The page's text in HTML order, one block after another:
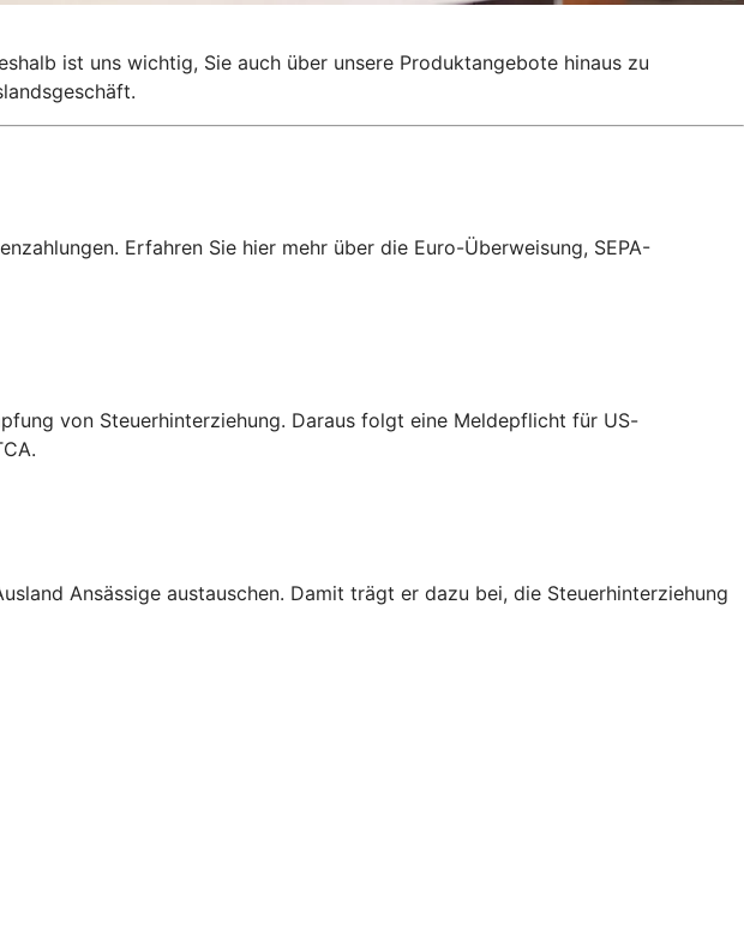
ist uns wichtig, Sie auch über unsere Produktangebote hinaus zu
Erfahren Sie hier mehr über die Euro-Überweisung, SEPA-
von Steuerhinterziehung. Daraus folgt eine Meldepflicht für US-
Ansässige austauschen. Damit trägt er dazu bei, die Steuerhinterziehung